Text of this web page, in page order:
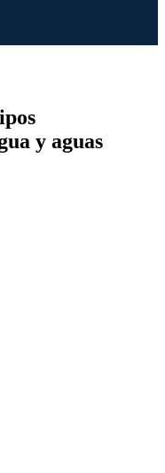
y aguas